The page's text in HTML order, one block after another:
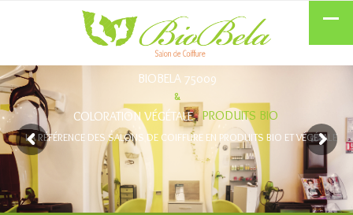
BIOBELA 75009
&
COLORATION VÉGÉTALE
PRODUITS BIO
LA RÉFÉRENCE DES SALONS DE COIFFURE EN PRODUITS BIO ET VÉGÉTALE